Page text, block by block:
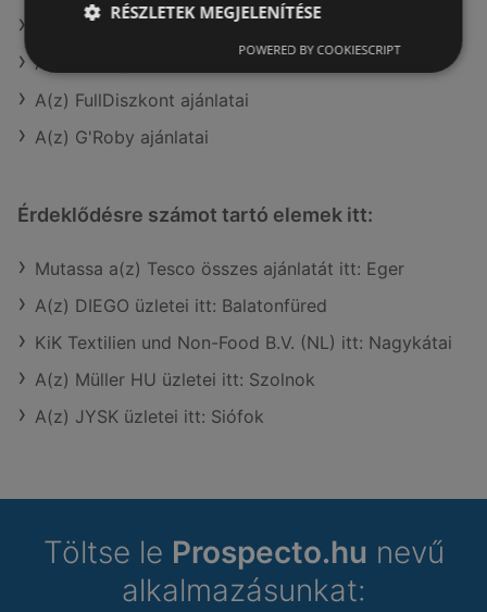
A(z) Penny-Market Kft. ajánlatai
A(z) Reál ajánlatai
A(z) FullDiszkont ajánlatai
A(z) G'Roby ajánlatai
Érdeklődésre számot tartó elemek itt:
Mutassa a(z) Tesco összes ajánlatát itt: Eger
A(z) DIEGO üzletei itt: Balatonfüred
KiK Textilien und Non-Food B.V. (NL) itt: Nagykátai
A(z) Müller HU üzletei itt: Szolnok
A(z) JYSK üzletei itt: Siófok
Töltse le Prospecto.hu nevű
alkalmazásunkat:
RÉSZLETEK MEGJELENÍTÉSE
POWERED BY COOKIESCRIPT